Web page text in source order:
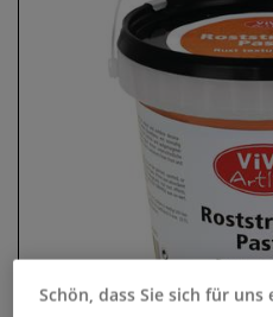
Schön, dass Sie sich für